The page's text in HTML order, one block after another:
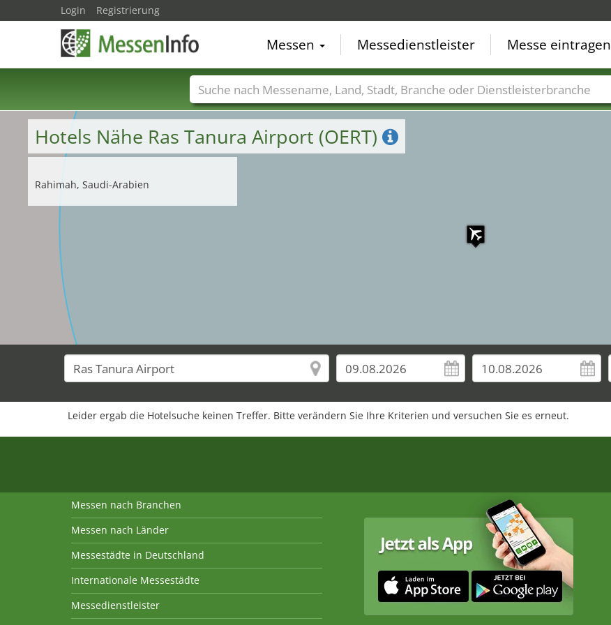
Hotels Nähe Ras Tanura Airport (OERT)
Rahimah, Saudi-Arabien
Leider ergab die Hotelsuche keinen Treffer. Bitte verändern Sie Ihre Kriterien und versuchen Sie es erneut.
Login Registrierung
Messen Messedienstleister Messe eintragen
Messenamen Länder Städte Branchen Dienstleisterbranchen
Messen nach Branchen
Messen nach Länder
Messestädte in Deutschland
Internationale Messestädte
Messedienstleister